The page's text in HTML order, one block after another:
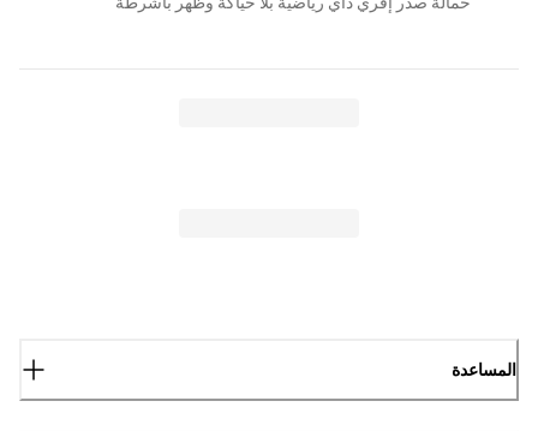
المساعدة